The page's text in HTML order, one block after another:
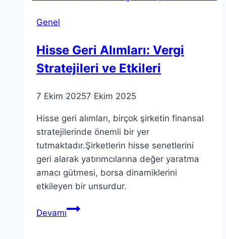
Genel
Hisse Geri Alımları: Vergi
Stratejileri ve Etkileri
7 Ekim 20257 Ekim 2025
Hisse geri alımları, birçok şirketin finansal
stratejilerinde önemli bir yer
tutmaktadır.Şirketlerin hisse senetlerini
geri alarak yatırımcılarına değer yaratma
amacı gütmesi, borsa dinamiklerini
etkileyen bir unsurdur.
DevamıHisse